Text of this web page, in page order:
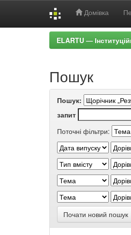
Домівка
ELARTU —
Пошук
Пошук:
запит
Поточні фільтри:
Почати новий пошук